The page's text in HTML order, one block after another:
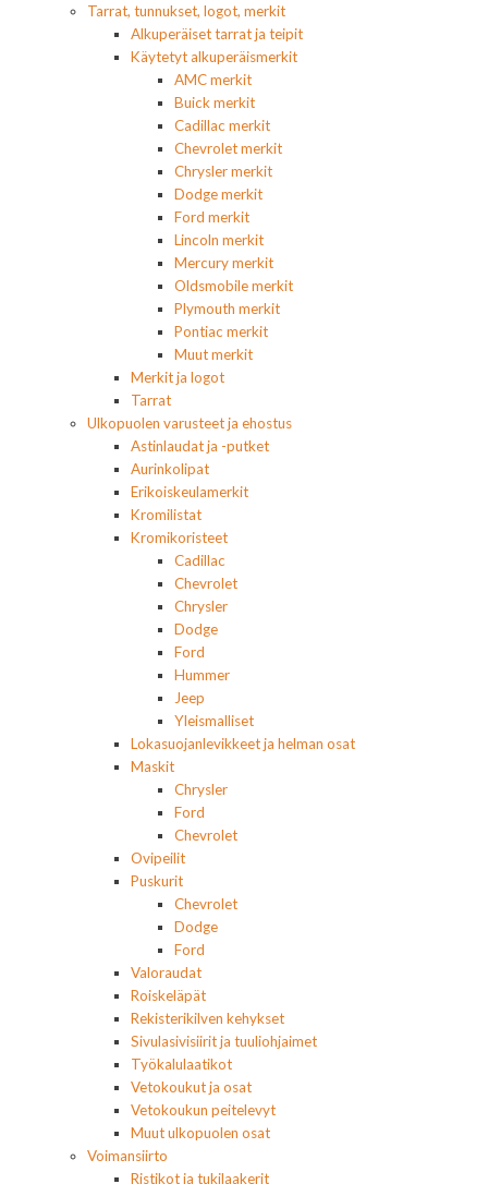
Tarrat, tunnukset, logot, merkit
Alkuperäiset tarrat ja teipit
Käytetyt alkuperäismerkit
AMC merkit
Buick merkit
Cadillac merkit
Chevrolet merkit
Chrysler merkit
Dodge merkit
Ford merkit
Lincoln merkit
Mercury merkit
Oldsmobile merkit
Plymouth merkit
Pontiac merkit
Muut merkit
Merkit ja logot
Tarrat
Ulkopuolen varusteet ja ehostus
Astinlaudat ja -putket
Aurinkolipat
Erikoiskeulamerkit
Kromilistat
Kromikoristeet
Cadillac
Chevrolet
Chrysler
Dodge
Ford
Hummer
Jeep
Yleismalliset
Lokasuojanlevikkeet ja helman osat
Maskit
Chrysler
Ford
Chevrolet
Ovipeilit
Puskurit
Chevrolet
Dodge
Ford
Valoraudat
Roiskeläpät
Rekisterikilven kehykset
Sivulasivisiirit ja tuuliohjaimet
Työkalulaatikot
Vetokoukut ja osat
Vetokoukun peitelevyt
Muut ulkopuolen osat
Voimansiirto
Ristikot ja tukilaakerit